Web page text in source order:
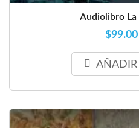
Audiolibro La
AÑADIR